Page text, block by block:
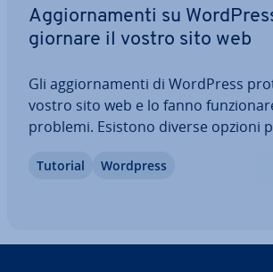
Ag­gior­na­men­ti su
gior­na­re il vostro sito web
Gli ag­gior­na­men­ti di WordPress
vostro sito web e lo fanno
problemi. Esistono diverse opzioni
mo perché è im­por­tan­te ag­gior­na­re
Tutorial Wordpress